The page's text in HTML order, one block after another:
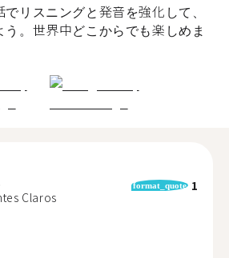
リスニングと発音を強化して、
。世界中どこからでも楽しめま
Claros
format_quote 1